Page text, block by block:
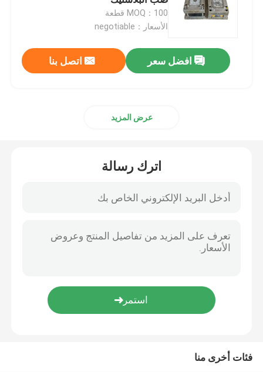
أجزاء الأجهزة الدقيقة
أجزاء الصب يموت
أجزاء حقن صب البلاستيك الطبية
قطع غيار الأجهزة المنزلية
صب قطع غيار السيارات
MOQ：100 قطعة
الأسعار：negotiable
افضل سعر اتصل بنا
عرض المزيد
اترك رسالة
فئات أخرى منا